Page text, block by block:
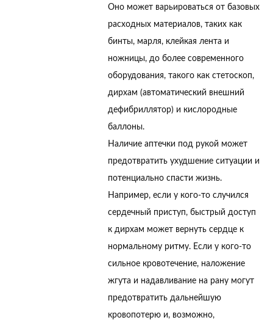
Оно может варьироваться от базовых
расходных материалов, таких как
бинты, марля, клейкая лента и
ножницы, до более современного
оборудования, такого как стетоскоп,
дирхам (автоматический внешний
дефибриллятор) и кислородные
баллоны.
Наличие аптечки под рукой может
предотвратить ухудшение ситуации и
потенциально спасти жизнь.
Например, если у кого-то случился
сердечный приступ, быстрый доступ
к дирхам может вернуть сердце к
нормальному ритму. Если у кого-то
сильное кровотечение, наложение
жгута и надавливание на рану могут
предотвратить дальнейшую
кровопотерю и, возможно,